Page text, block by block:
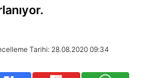
Tarihi: 28.08.2020 09:34